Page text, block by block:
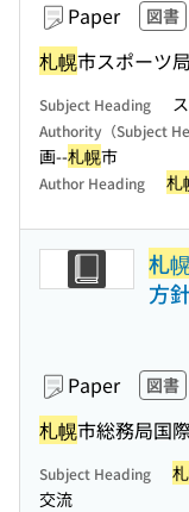
Paper 図書
札幌市スポーツ
Subject Heading
Authority（Subject
画--札幌市
Author Heading 札
札
方
Paper 図書
札幌市総務局国
Subject Heading
交流